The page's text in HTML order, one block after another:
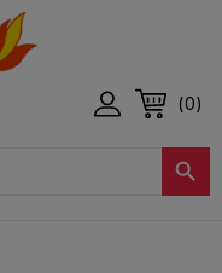
(0)
